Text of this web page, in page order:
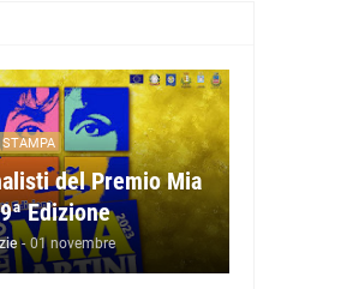
del Premio Mia
Edizione
- 01 novembre